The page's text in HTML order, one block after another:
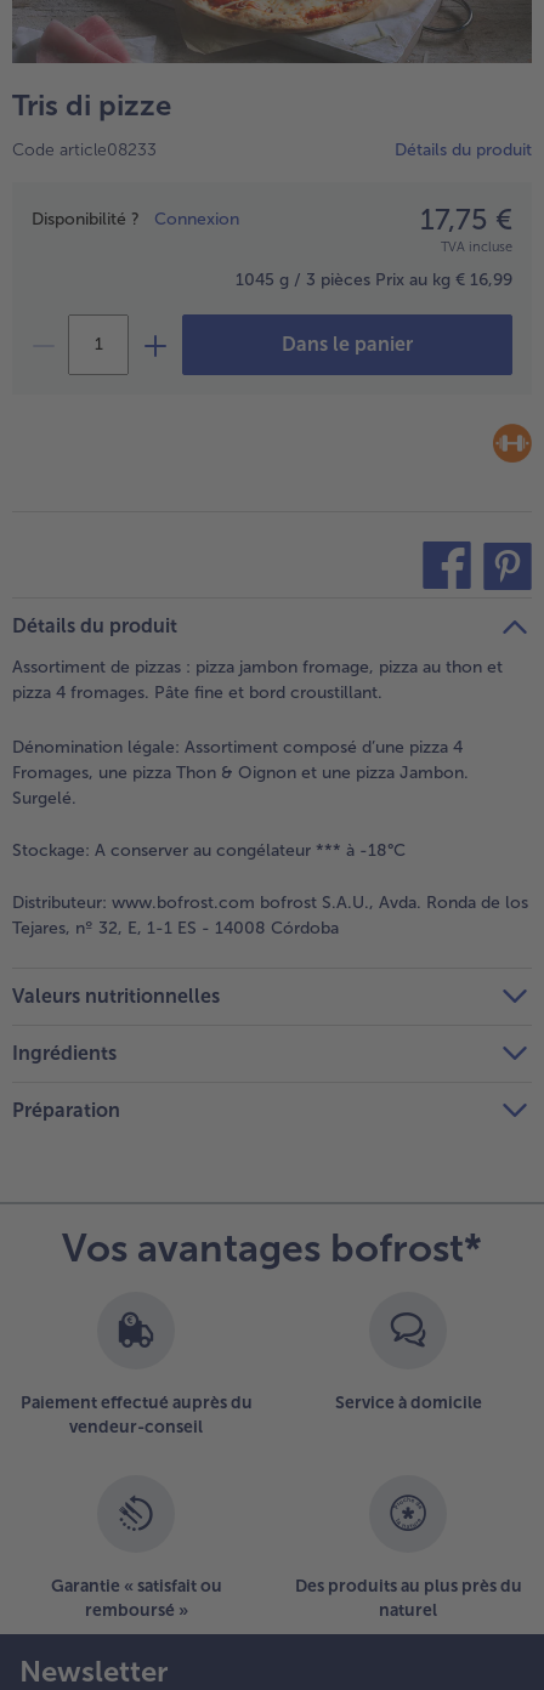
TousPlats cuisinés
Boulangerie & Pâtisserie
TousBoulangerie & Pâtisserie
TousEntrées, Apéritifs & Snacks
Produits non surgelés
TousProduits non surgelés
Tris di pizze
Code article08233 Détails du produit
Prix
Disponibilité ? Connexion 17,75 €
TVA incluse
1045 g / 3 pièces Prix au kg € 16,99
Dans le panier
Détails du produit
Assortiment de pizzas : pizza jambon fromage, pizza au thon et
pizza 4 fromages. Pâte fine et bord croustillant.
Dénomination légale: Assortiment composé d’une pizza 4
Fromages, une pizza Thon & Oignon et une pizza Jambon.
Surgelé.
Stockage: A conserver au congélateur *** à -18°C
Distributeur: www.bofrost.com bofrost S.A.U., Avda. Ronda de los
Tejares, nº 32, E, 1-1 ES - 14008 Córdoba
Valeurs nutritionnelles
Ingrédients
Préparation
Vos avantages bofrost*
Paiement effectué auprès du
vendeur-conseil
Service à domicile
Garantie « satisfait ou
remboursé »
Des produits au plus près du
naturel
Newsletter